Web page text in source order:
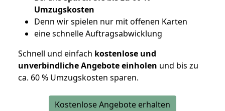
Umzugskosten
Denn wir spielen nur mit offenen Karten
eine schnelle Auftragsabwicklung
Schnell und einfach kostenlose und
unverbindliche Angebote einholen und bis zu
ca. 60 % Umzugskosten sparen.
Kostenlose Angebote erhalten